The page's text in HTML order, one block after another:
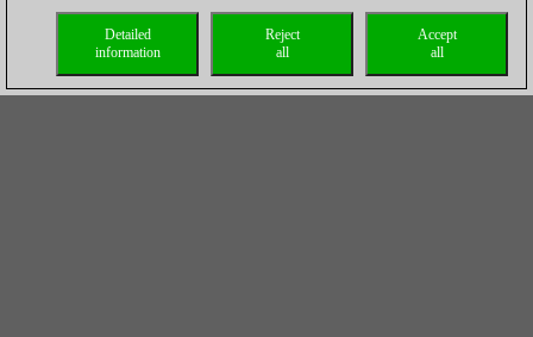
Accept
all
Reject
all
Detailed
information